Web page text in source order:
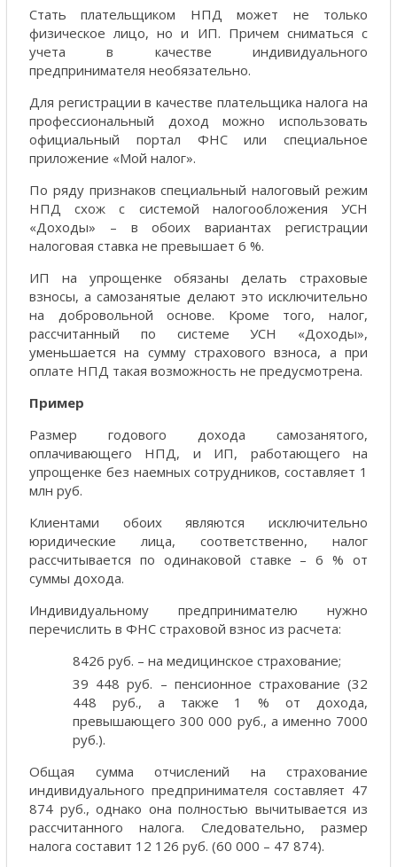
Стать плательщиком НПД может не только
физическое лицо, но и ИП. Причем сниматься с
учета в качестве индивидуального
предпринимателя необязательно.
Для регистрации в качестве плательщика налога на
профессиональный доход можно использовать
официальный портал ФНС или специальное
приложение «Мой налог».
По ряду признаков специальный налоговый режим
НПД схож с системой налогообложения УСН
«Доходы» – в обоих вариантах регистрации
налоговая ставка не превышает 6 %.
ИП на упрощенке обязаны делать страховые
взносы, а самозанятые делают это исключительно
на добровольной основе. Кроме того, налог,
рассчитанный по системе УСН «Доходы»,
уменьшается на сумму страхового взноса, а при
оплате НПД такая возможность не предусмотрена.
Пример
Размер годового дохода самозанятого,
оплачивающего НПД, и ИП, работающего на
упрощенке без наемных сотрудников, составляет 1
млн руб.
Клиентами обоих являются исключительно
юридические лица, соответственно, налог
рассчитывается по одинаковой ставке – 6 % от
суммы дохода.
Индивидуальному предпринимателю нужно
перечислить в ФНС страховой взнос из расчета:
8426 руб. – на медицинское страхование;
39 448 руб. – пенсионное страхование (32
448 руб., а также 1 % от дохода,
превышающего 300 000 руб., а именно 7000
руб.).
Общая сумма отчислений на страхование
индивидуального предпринимателя составляет 47
874 руб., однако она полностью вычитывается из
рассчитанного налога. Следовательно, размер
налога составит 12 126 руб. (60 000 – 47 874).